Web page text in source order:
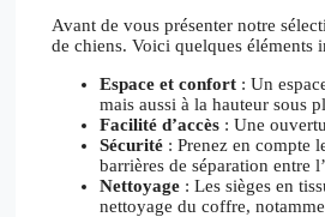
Avant de vous présenter notre
de chiens. Voici quelques éléments
Espace et confort : Un
mais aussi à la hauteur sous
Facilité d’accès : Une
Sécurité : Prenez en compte
barrières de séparation entre
Nettoyage : Les sièges en
nettoyage du coffre,